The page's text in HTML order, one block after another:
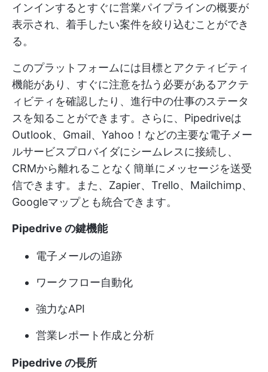
インインするとすぐに営業パイプラインの概要が
表示され、着手したい案件を絞り込むことができ
る。
このプラットフォームには目標とアクティビティ
機能があり、すぐに注意を払う必要があるアクテ
ィビティを確認したり、進行中の仕事のステータ
スを知ることができます。さらに、Pipedriveは
Outlook、Gmail、Yahoo！などの主要な電子メー
ルサービスプロバイダにシームレスに接続し、
CRMから離れることなく簡単にメッセージを送受
信できます。また、Zapier、Trello、Mailchimp、
Googleマップとも統合できます。
Pipedrive の鍵機能
電子メールの追跡
ワークフロー自動化
強力なAPI
営業レポート作成と分析
Pipedrive の長所